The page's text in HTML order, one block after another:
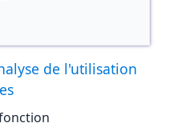
de l'utilisation